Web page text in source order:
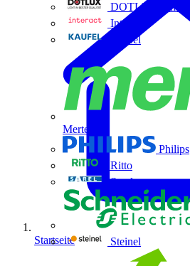
DOTLUX GmbH
Interact
Kaufel
Merten
Philips
Ritto
Sarel
Steinel
Startseite